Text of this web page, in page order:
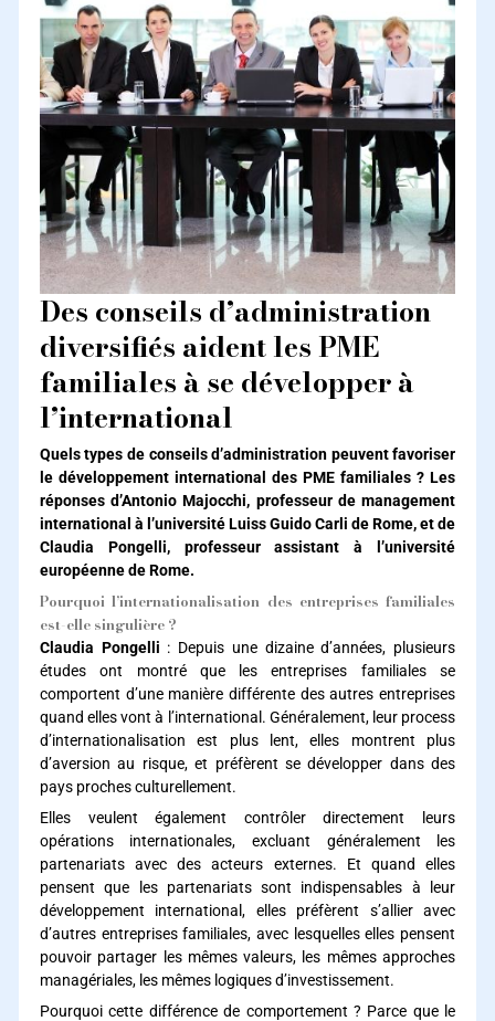
Des conseils d’administration
diversifiés aident les PME
familiales à se développer à
l’international
Quels types de conseils d’administration peuvent favoriser
le développement international des PME familiales ? Les
réponses d’Antonio Majocchi, professeur de management
international à l’université Luiss Guido Carli de Rome, et de
Claudia Pongelli, professeur assistant à l’université
européenne de Rome.
Pourquoi l’internationalisation des entreprises familiales
est-elle singulière ?
Claudia Pongelli : Depuis une dizaine d’années, plusieurs
études ont montré que les entreprises familiales se
comportent d’une manière différente des autres entreprises
quand elles vont à l’international. Généralement, leur process
d’internationalisation est plus lent, elles montrent plus
d’aversion au risque, et préfèrent se développer dans des
pays proches culturellement.
Elles veulent également contrôler directement leurs
opérations internationales, excluant généralement les
partenariats avec des acteurs externes. Et quand elles
pensent que les partenariats sont indispensables à leur
développement international, elles préfèrent s’allier avec
d’autres entreprises familiales, avec lesquelles elles pensent
pouvoir partager les mêmes valeurs, les mêmes approches
managériales, les mêmes logiques d’investissement.
Pourquoi cette différence de comportement ? Parce que le